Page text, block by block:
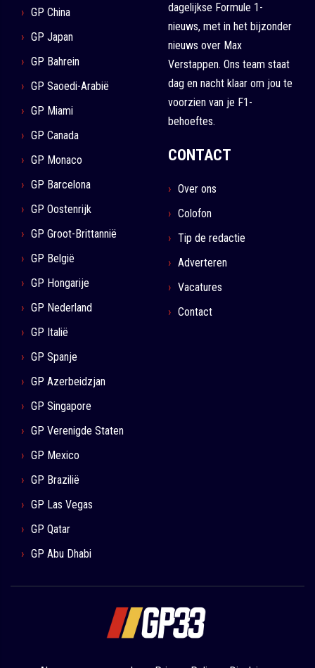
GP China
GP Japan
GP Bahrein
GP Saoedi-Arabië
GP Miami
GP Canada
GP Monaco
GP Barcelona
GP Oostenrijk
GP Groot-Brittannië
GP België
GP Hongarije
GP Nederland
GP Italië
GP Spanje
GP Azerbeidzjan
GP Singapore
GP Verenigde Staten
GP Mexico
GP Brazilië
GP Las Vegas
GP Qatar
GP Abu Dhabi
dagelijkse Formule 1-
nieuws, met in het bijzonder
nieuws over Max
Verstappen. Ons team staat
dag en nacht klaar om jou te
voorzien van je F1-
behoeftes.
CONTACT
Over ons
Colofon
Tip de redactie
Adverteren
Vacatures
Contact